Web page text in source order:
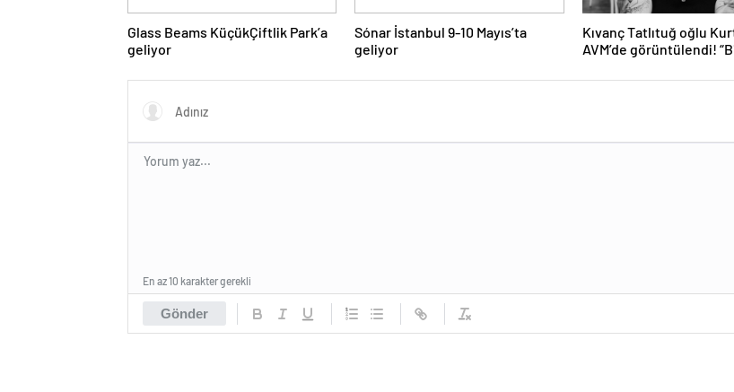
Glass Beams KüçükÇiftlik Park’a
geliyor
Sónar İstanbul 9-10 Mayıs’ta
geliyor
Kıvanç Tatlıtuğ oğlu
AVM’de görüntülendi!
Gönder
En az 10 karakter gerekli